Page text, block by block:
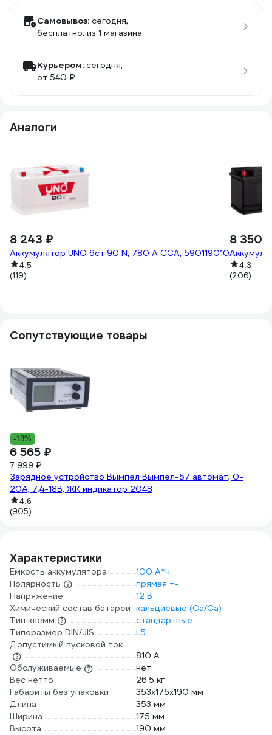
Самовывоз: сегодня,
бесплатно, из 1 магазина
Курьером: сегодня,
от 540 ₽
Аналоги
8 243 ₽
Аккумулятор UNO 6ст 90 N, 780 А CCA, 590119010
4.5
(119)
8 350
4.3
(206)
Сопутствующие товары
-18%
6 565 ₽
7 999 ₽
Зарядное устройство Вымпел Вымпел-57 автомат, 0-
20А, 7,4-18В, ЖК индикатор 2048
4.6
(905)
Характеристики
Емкость аккумулятора
100 А*ч
Полярность
прямая +-
Напряжение
12 В
Химический состав батареи кальциевые (Ca/Ca)
Тип клемм
стандартные
Типоразмер DIN/JIS
L5
Допустимый пусковой ток
810 А
Обслуживаемые
нет
Вес нетто
26.5 кг
Габариты без упаковки
353х175х190 мм
Длина
353 мм
Ширина
175 мм
Высота
190 мм